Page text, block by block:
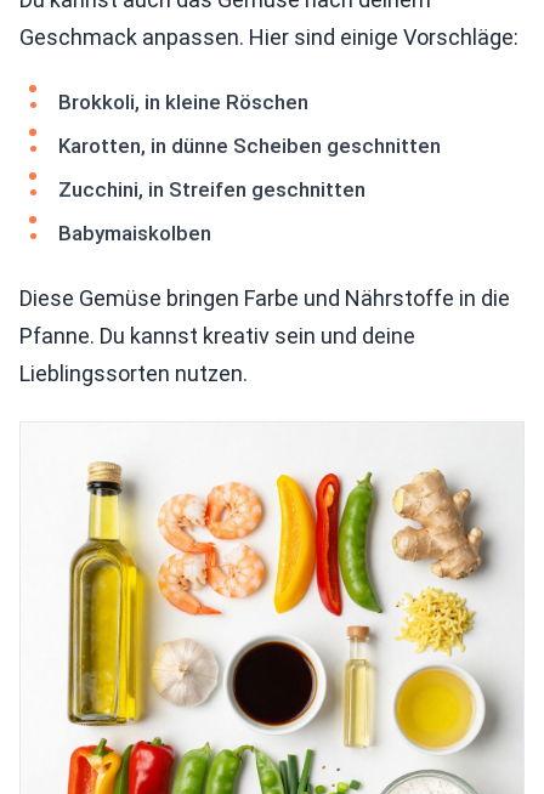
Geschmack anpassen. Hier sind einige Vorschläge:
Brokkoli, in kleine Röschen
Karotten, in dünne Scheiben geschnitten
Zucchini, in Streifen geschnitten
Babymaiskolben
Diese Gemüse bringen Farbe und Nährstoffe in die
Pfanne. Du kannst kreativ sein und deine
Lieblingssorten nutzen.